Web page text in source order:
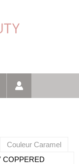
Couleur Caramel
COPPERED